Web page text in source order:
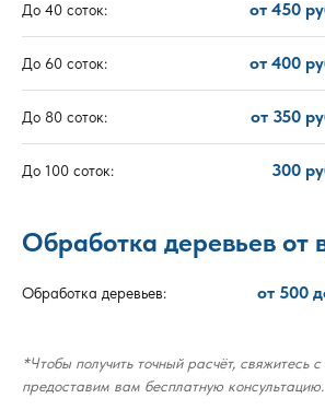
До 40 соток: от 450
До 60 соток: от 400
До 80 соток: от 350
До 100 соток: 300
Обработка деревьев от
Обработка деревьев: от 500
*Чтобы получить точный расчёт, свяжитесь
предоставим вам бесплатную консультацию.